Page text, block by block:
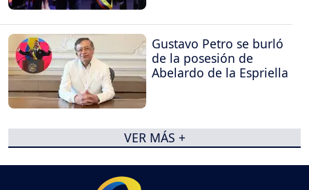
Gustavo Petro se burló
de la posesión de
Abelardo de la Espriella
VER MÁS +